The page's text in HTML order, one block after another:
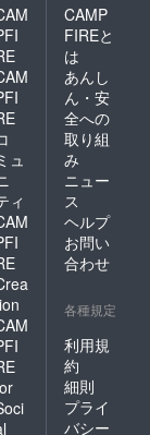
す。
【特定
原材
料】な
意事項/
その他
※画像は
イメー
ジで
す。撮
影時の
小物類
は付属
しませ
数:5.5%
■注意事
項/その
他 ※画
像はイ
メージ
です。
缶が破
損する
恐れが
ありま
すの
で、缶
への衝
撃、冷
管を避
射日光
の当た
る車内
等高温
になる
ュ
ィ
CAMP
FIREと
は
あんし
ん・安
全への
取り組
み
ニュー
ス
ヘルプ
お問い
合わせ
各種規定
利用規
約
細則
プライ
バシー